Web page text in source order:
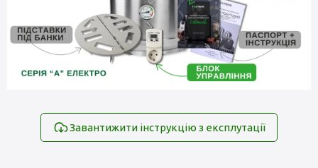
Завантижити інструкцію з експлутації